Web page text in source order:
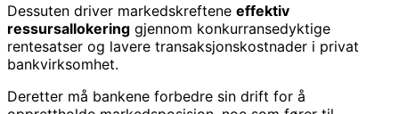
Dessuten driver markedskreftene effektiv
ressursallokering gjennom konkurransedyktige
rentesatser og lavere transaksjonskostnader i privat
bankvirksomhet.
Deretter må bankene forbedre sin drift for å